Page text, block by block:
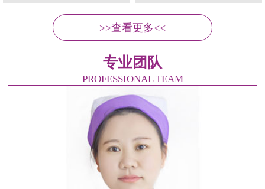
>>查看更多<<
专业团队
PROFESSIONAL TEAM